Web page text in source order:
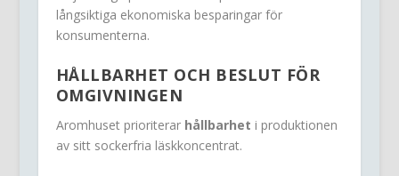
långsiktiga ekonomiska besparingar för
konsumenterna.
HÅLLBARHET OCH BESLUT FÖR
OMGIVNINGEN
Aromhuset prioriterar hållbarhet i produktionen
av sitt sockerfria läskkoncentrat.